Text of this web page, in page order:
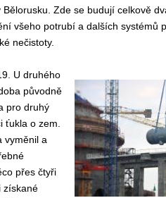
Zde se budují celkově
všeho potrubí a dalších systémů
nečistoty.
U druhého
původně
pro druhý
ťukla o zem.
vyměnil a
přes čtyři
získané